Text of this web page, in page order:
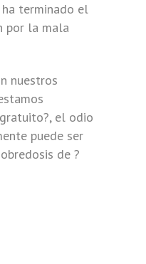
terminado el
por la mala
nuestros
el odio
puede ser
de ?